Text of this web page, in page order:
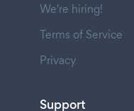
We're hiring!
Terms of Service
Privacy
Support